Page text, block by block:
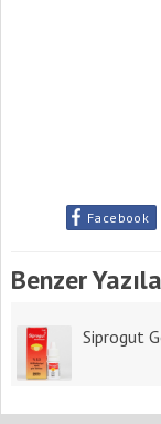
Facebook
Benzer
Siprogut